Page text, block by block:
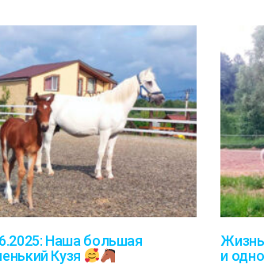
Наша большая
Кузя
и